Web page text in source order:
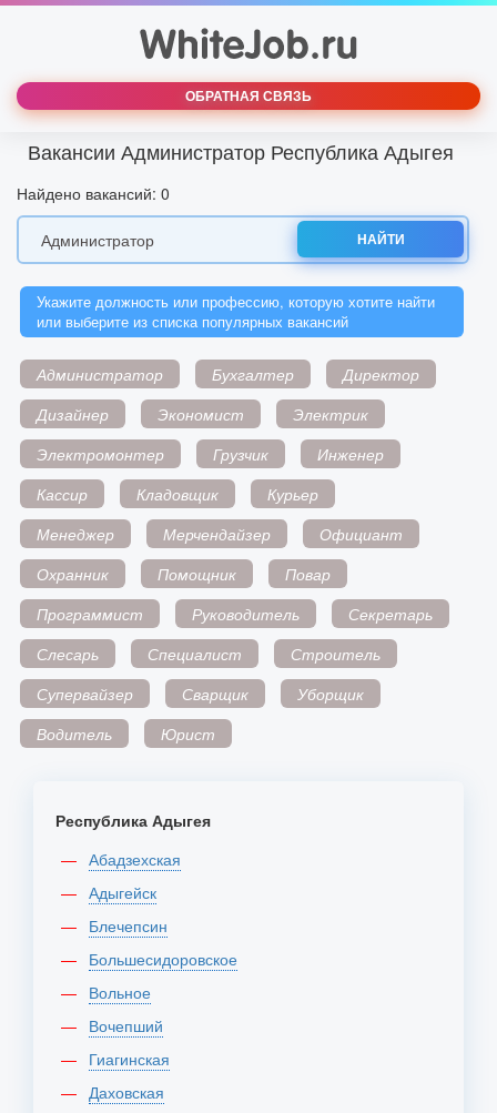
ОБРАТНАЯ СВЯЗЬ
Вакансии Администратор Республика Адыгея
Найдено вакансий: 0
НАЙТИ
Укажите должность или профессию, которую хотите найти
или выберите из списка популярных вакансий
Администратор Бухгалтер
Директор
Дизайнер
Экономист
Электрик
Электромонтер
Грузчик
Инженер
Кассир
Кладовщик
Курьер
Менеджер
Мерчендайзер
Официант
Охранник
Помощник
Повар
Программист
Руководитель
Секретарь
Слесарь
Специалист
Строитель
Супервайзер
Сварщик
Уборщик
Водитель
Юрист
Республика Адыгея
Абадзехская
Адыгейск
Блечепсин
Большесидоровское
Вольное
Вочепший
Гиагинская
Даховская